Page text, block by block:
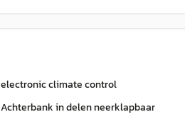
electronic climate control
Achterbank in delen neerklapbaar